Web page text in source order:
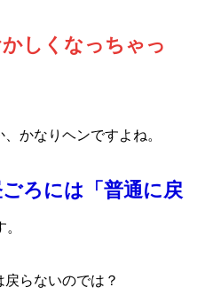
かしくなっちゃっ
かなりヘンですよね。
ろには「普通に戻
戻らないのでは？